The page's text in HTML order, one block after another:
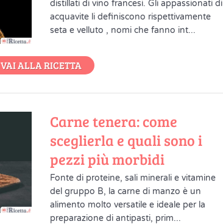
distillati di vino francesi. Gli appassionati di
acquavite li definiscono rispettivamente
seta e velluto , nomi che fanno int...
VAI ALLA RICETTA
Carne tenera: come
sceglierla e quali sono i
pezzi più morbidi
Fonte di proteine, sali minerali e vitamine
del gruppo B, la carne di manzo è un
alimento molto versatile e ideale per la
preparazione di antipasti, prim...